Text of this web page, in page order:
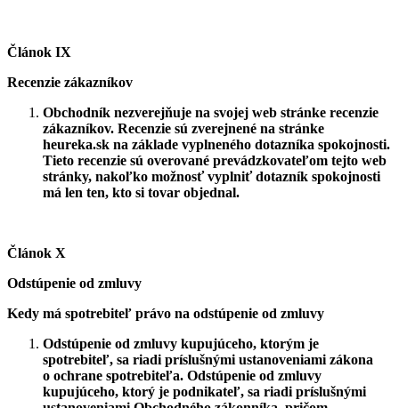
Článok IX
Recenzie zákazníkov
Obchodník nezverejňuje na svojej web stránke recenzie
zákazníkov. Recenzie sú zverejnené na stránke
heureka.sk na základe vyplneného dotazníka spokojnosti.
Tieto recenzie sú overované prevádzkovateľom tejto web
stránky, nakoľko možnosť vyplniť dotazník spokojnosti
má len ten, kto si tovar objednal.
Článok X
Odstúpenie od zmluvy
Kedy má spotrebiteľ právo na odstúpenie od zmluvy
Odstúpenie od zmluvy kupujúceho, ktorým je
spotrebiteľ, sa riadi príslušnými ustanoveniami zákona
o ochrane spotrebiteľa. Odstúpenie od zmluvy
kupujúceho, ktorý je podnikateľ, sa riadi príslušnými